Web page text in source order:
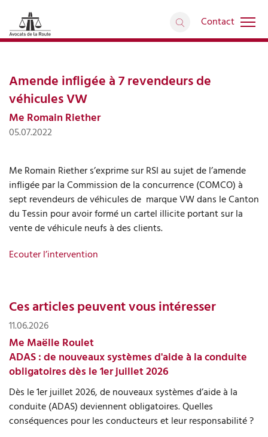
Contact
Interventions médiatiques
retour
Amende infligée à 7 revendeurs de
véhicules VW
Me Romain Riether
05.07.2022
Me Romain Riether s’exprime sur RSI au sujet de l’amende
infligée par la Commission de la concurrence (COMCO) à
sept revendeurs de véhicules de marque VW dans le Canton
du Tessin pour avoir formé un cartel illicite portant sur la
vente de véhicule neufs à des clients.
Ecouter l’intervention
Ces articles peuvent vous intéresser
11.06.2026
Me Maëlle Roulet
ADAS : de nouveaux systèmes d'aide à la conduite
obligatoires dès le 1er juillet 2026
Dès le 1er juillet 2026, de nouveaux systèmes d’aide à la
conduite (ADAS) deviennent obligatoires. Quelles
conséquences pour les conducteurs et leur responsabilité ?